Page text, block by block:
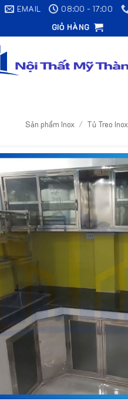
EMAIL 08:00 - 17:00
GIỎ HÀNG
Sản phẩm Inox / Tủ Treo Inox